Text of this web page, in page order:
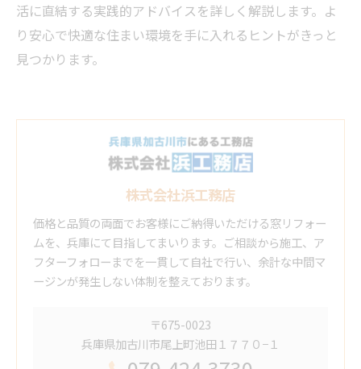
活に直結する実践的アドバイスを詳しく解説します。よ
り安心で快適な住まい環境を手に入れるヒントがきっと
見つかります。
株式会社浜工務店
価格と品質の両面でお客様にご納得いただける窓リフォー
ムを、兵庫にて目指してまいります。ご相談から施工、ア
フターフォローまでを一貫して自社で行い、余計な中間マ
ージンが発生しない体制を整えております。
〒675-0023
兵庫県加古川市尾上町池田１７７０−１